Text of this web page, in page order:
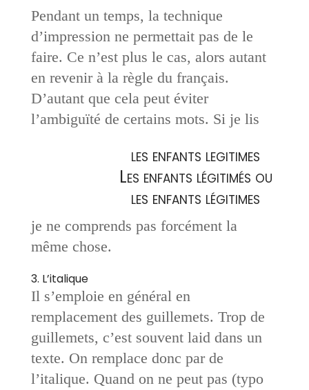
Pendant un temps, la technique
d’impression ne permettait pas de le
faire. Ce n’est plus le cas, alors autant
en revenir à la règle du français.
D’autant que cela peut éviter
l’ambiguïté de certains mots. Si je lis
les enfants legitimes
Les enfants légitimés ou
les enfants légitimes
je ne comprends pas forcément la
même chose.
3. L’italique
Il s’emploie en général en
remplacement des guillemets. Trop de
guillemets, c’est souvent laid dans un
texte. On remplace donc par de
l’italique. Quand on ne peut pas (typo